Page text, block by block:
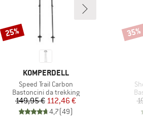
MARCHIO
KOMPERDELL
Articolo
Speed Trail Carbon
Gruppo di prodotti
Bastoncini da trekking
Prezzo
149,95 €Prezzo ridotto
112,46 €
4,7(49)
Sconto
25% 35%